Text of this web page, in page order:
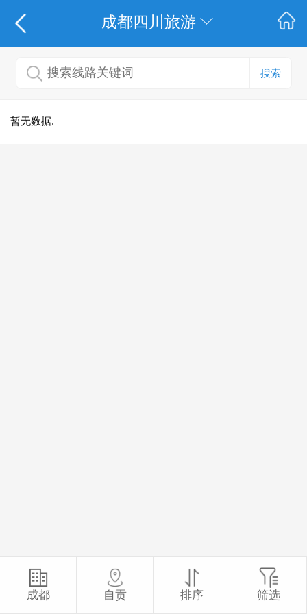
成都四川旅游
搜索
暂无数据.
成都 自贡 排序 筛选